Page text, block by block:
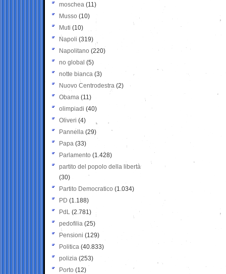
moschea (11)
Musso (10)
Muti (10)
Napoli (319)
Napolitano (220)
no global (5)
notte bianca (3)
Nuovo Centrodestra (2)
Obama (11)
olimpiadi (40)
Oliveri (4)
Pannella (29)
Papa (33)
Parlamento (1.428)
partito del popolo della libertà
(30)
Partito Democratico (1.034)
PD (1.188)
PdL (2.781)
pedofilia (25)
Pensioni (129)
Politica (40.833)
polizia (253)
Porto (12)